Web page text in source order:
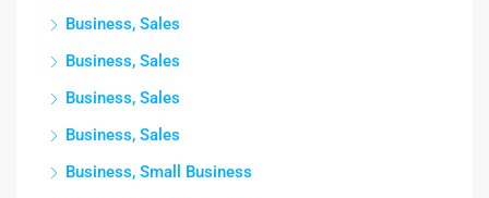
Business, Sales
Business, Sales
Business, Sales
Business, Sales
Business, Small Business